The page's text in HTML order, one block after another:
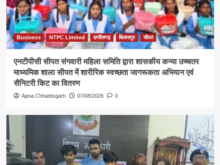
Business NTPC Limited छत्तीसगढ़ बिलासपुर सीपत
एनटीपीसी सीपत संगवारी महिला समिति द्वारा शासकीय कन्या उच्चतर
माध्यमिक शाला सीपत में शारीरिक स्वच्छता जागरूकता अभियान एवं
सैनिटरी किट का वितरण
Apna Chhattisgarh 07/08/2026 0